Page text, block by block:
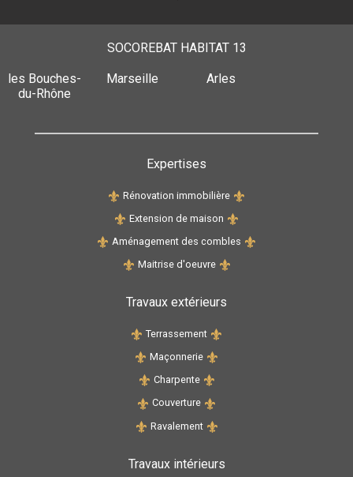
SOCOREBAT HABITAT 13
les Bouches-
du-Rhône
Marseille Arles
Expertises
Rénovation immobilière
Extension de maison
Aménagement des combles
Maitrise d'oeuvre
Travaux extérieurs
Terrassement
Maçonnerie
Charpente
Couverture
Ravalement
Travaux intérieurs